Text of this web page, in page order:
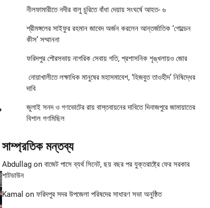
নীলফামারীতে নদীর বালু চুরিতে বাঁধা দেয়ায় সংঘর্ষে আহত- ৬
শ্রীমঙ্গলের সাইফুর রহমান জাবেদ অর্জন করলেন আন্তর্জাতিক ‘গোল্ডেন
কীস’ সম্মাননা
ফরিদপুর পৌরসভায় নাগরিক সেবায় গতি, প্রশাসনিক শৃঙ্খলায়ও জোর
নোয়াখালীতে লক্ষাধিক মানুষের মহাসমাবেশ, ‘হিজবুত তাওহীদ’ নিষিদ্ধের
দাবি
জুলাই সনদ ও গণভোটের রায় বাস্তবায়নের দাবিতে দিনাজপুরে জামায়াতের
বিশাল গণমিছিল
সাম্প্রতিক মন্তব্য
Abdullagon বাজেট পাসে ব্যর্থ সিনেট, ছয় বছর পর যুক্তরাষ্ট্রে ফের সরকার
শাটডাউন
Kamal on ফরিদপুর সদর উপজেলা পরিষদের সাধারণ সভা অনুষ্ঠিত